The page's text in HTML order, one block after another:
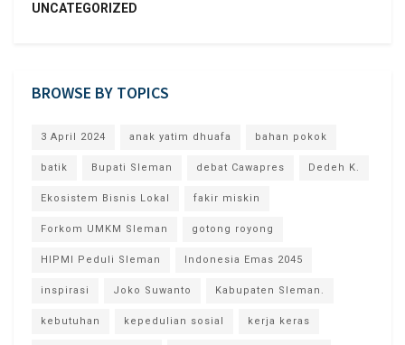
UNCATEGORIZED
BROWSE BY TOPICS
3 April 2024 anak yatim dhuafa bahan pokok
batik Bupati Sleman debat Cawapres Dedeh K.
Ekosistem Bisnis Lokal fakir miskin
Forkom UMKM Sleman gotong royong
HIPMI Peduli Sleman Indonesia Emas 2045
inspirasi Joko Suwanto Kabupaten Sleman.
kebutuhan kepedulian sosial kerja keras